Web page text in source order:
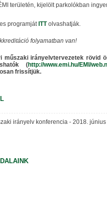
területén, kijelölt parkolókban
programját ITTolvashatják.
folyamatban van!
műszaki irányelvtervezetek rövid
(http://www.emi.hu/EMI/
frissítjük.
irányelv konferencia - 2018.